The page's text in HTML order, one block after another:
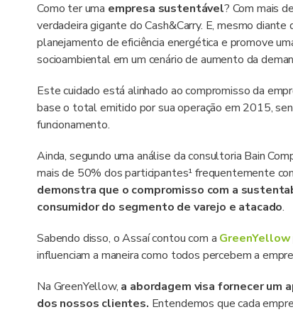
Como ter uma empresa sustentável? Com mais
verdadeira gigante do Cash&Carry. E, mesmo
planejamento de eficiência energética e promove
socioambiental em um cenário de aumento da
Este cuidado está alinhado ao compromisso da
base o total emitido por sua operação em 2015,
funcionamento.
Ainda, segundo uma análise da consultoria Bain
mais de 50% dos participantes¹ frequentemente
demonstra que o compromisso com a
consumidor do segmento de varejo e atacado.
Sabendo disso, o Assaí contou com a GreenYellow
influenciam a maneira como todos percebem a
Na GreenYellow, a abordagem visa fornecer
dos nossos clientes. Entendemos que cada